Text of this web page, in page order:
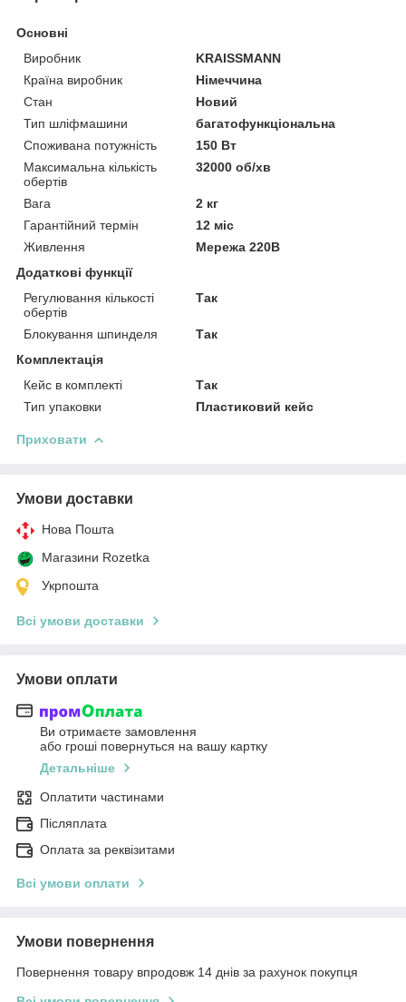
Основні
Виробник
KRAISSMANN
Країна виробник
Німеччина
Стан
Новий
Тип шліфмашини
багатофункціональна
Споживана потужність
150 Вт
Максимальна кількість
обертів
32000 об/хв
Вага
2 кг
Гарантійний термін
12 міс
Живлення
Мережа 220В
Додаткові функції
Регулювання кількості
обертів
Так
Блокування шпинделя
Так
Комплектація
Кейс в комплекті
Так
Тип упаковки
Пластиковий кейс
Приховати
Умови доставки
Нова Пошта
Магазини Rozetka
Укрпошта
Всі умови доставки
Умови оплати
Ви отримаєте замовлення
або гроші повернуться на вашу картку
Детальніше
Оплатити частинами
Післяплата
Оплата за реквізитами
Всі умови оплати
Умови повернення
Повернення товару впродовж 14 днів за рахунок покупця